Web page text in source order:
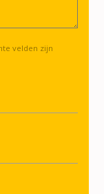
velden zijn